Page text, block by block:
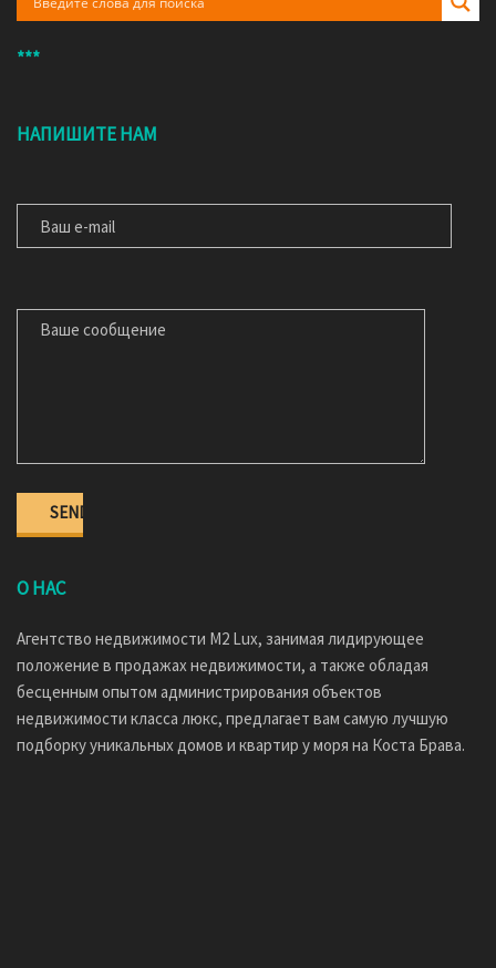
***
НАПИШИТЕ НАМ
О НАС
Агентство недвижимости M2 Lux, занимая лидирующее
положение в продажах недвижимости, а также обладая
бесценным опытом администрирования объектов
недвижимости класса люкс, предлагает вам самую лучшую
подборку уникальных домов и квартир у моря на Коста Брава.